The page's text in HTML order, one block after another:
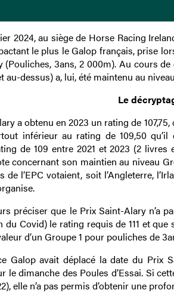
2024, au siège de Horse Racing
le plus le Galop français, prise
(Pouliches, 3ans, 2 000m). Au cours
au-dessus) a, lui, été maintenu au
Le
a obtenu en 2023 un rating de
inférieur au rating de 109,50
de 109 entre 2021 et 2023 (2
concernant son maintien au niveau
de l’EPC votaient, soit l’Angleterre,
préciser que le Prix Saint-Alary n’a
du Covid) le rating requis de 111 et
d’un Groupe 1 pour pouliches de
Galop avait déplacé la date du Prix
le dimanche des Poules d’Essai. Si
elle n’a pas permis d’obtenir une